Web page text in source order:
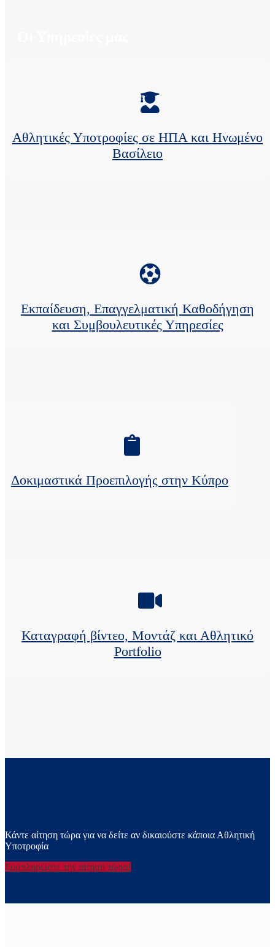
Αθλητικές Υποτροφίες σε ΗΠΑ και Ηνωμένο
Βασίλειο
Εκπαίδευση, Επαγγελματική Καθοδήγηση
και Συμβουλευτικές Υπηρεσίες
Δοκιμαστικά Προεπιλογής στην Κύπρο
Καταγραφή βίντεο, Μοντάζ και Αθλητικό
Portfolio
Κάντε αίτηση τώρα για να δείτε αν δικαιούστε κάποια Αθλητική
Υποτροφία
Συμπληρώστε την αίτηση τώρα!